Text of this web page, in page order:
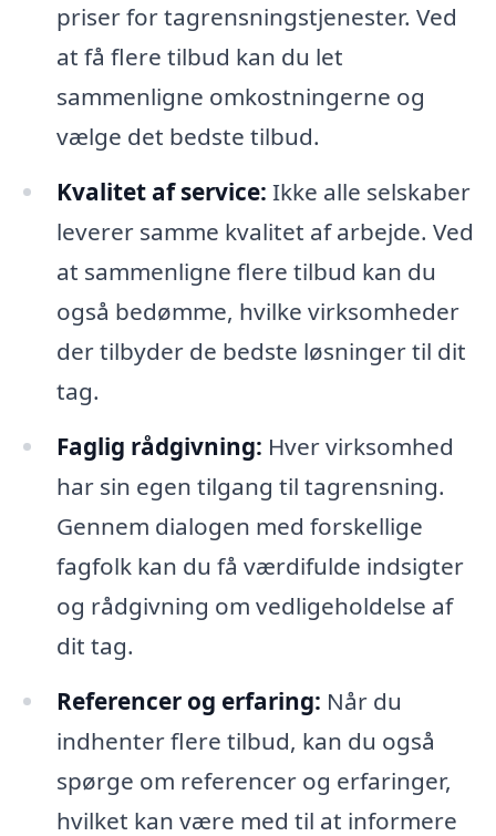
priser for tagrensningstjenester. Ved
at få flere tilbud kan du let
sammenligne omkostningerne og
vælge det bedste tilbud.
Kvalitet af service: Ikke alle selskaber
leverer samme kvalitet af arbejde. Ved
at sammenligne flere tilbud kan du
også bedømme, hvilke virksomheder
der tilbyder de bedste løsninger til dit
tag.
Faglig rådgivning: Hver virksomhed
har sin egen tilgang til tagrensning.
Gennem dialogen med forskellige
fagfolk kan du få værdifulde indsigter
og rådgivning om vedligeholdelse af
dit tag.
Referencer og erfaring: Når du
indhenter flere tilbud, kan du også
spørge om referencer og erfaringer,
hvilket kan være med til at informere